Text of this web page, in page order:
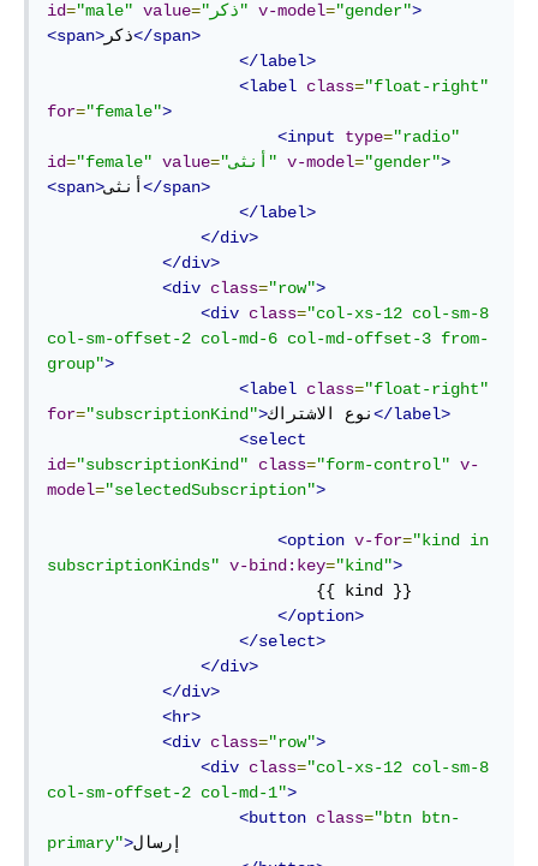
id="male" value= "ذكر" v-model="gender">
<span> ذكر</span>
</label>
<label class="float-right"
for="female">
<input
type="radio"
id="female" value= "أنثى" v-model="gender">
<span>أنثى </span>
</label>
</div>
</div>
<div class="row">
<div class="col-xs-12 col-sm-8
col-sm-offset-2 col-md-6 col-md-offset-3 from-
group">
<label class="float-right"
for="subscriptionKind">نوع الاشتراك</label>
<select
id="subscriptionKind" class="form-control" v-
model="selectedSubscription">
<option v-for="kind in
subscriptionKinds" v-bind:key="kind">
</option>
</select>
</div>
</div>
<hr>
<div class="row">
<div class="col-xs-12 col-sm-8
col-sm-offset-2 col-md-1">
<button class="btn btn-
primary">إرسال